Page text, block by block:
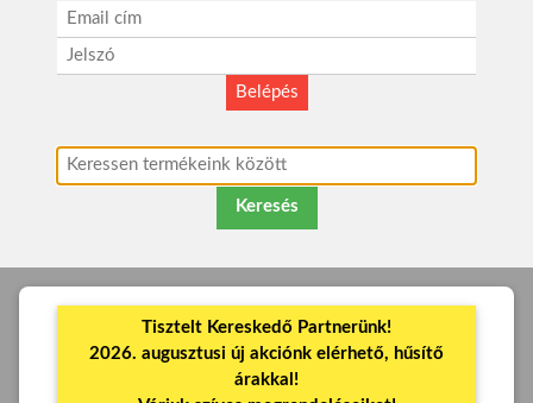
Tisztelt Kereskedő Partnerünk!
2026. augusztusi új akciónk elérhető, hűsítő
árakkal!